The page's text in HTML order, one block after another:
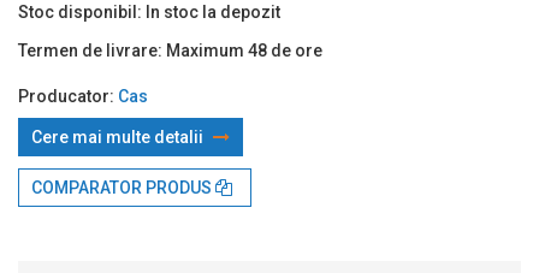
Stoc disponibil: In stoc la depozit
Termen de livrare: Maximum 48 de ore
Producator: Cas
Cere mai multe detalii
COMPARATOR PRODUS
Prin TBI:354.49 Lei x 4 rate*